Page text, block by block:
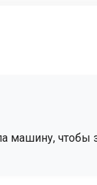
машину, чтобы